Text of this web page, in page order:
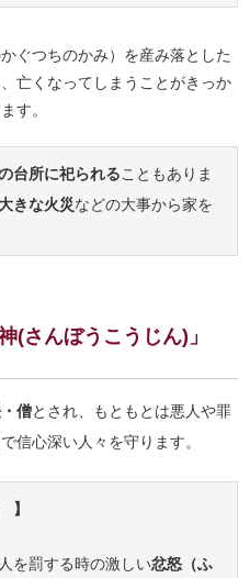
ぐつちのかみ）を産み落とした
、亡くなってしまうことがきっか
す。
台所に祀られることもありま
きな火災などの大事から家を
(さんぼうこうじん)」
僧とされ、もともとは悪人や罪
信心深い人々を守ります。
】
を罰する時の激しい忿怒（ふ